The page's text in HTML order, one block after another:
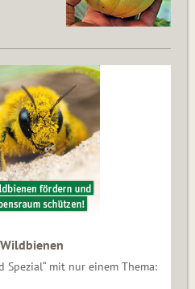
Spezial“ mit nur einem Thema: